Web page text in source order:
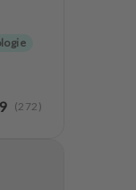
(272 )